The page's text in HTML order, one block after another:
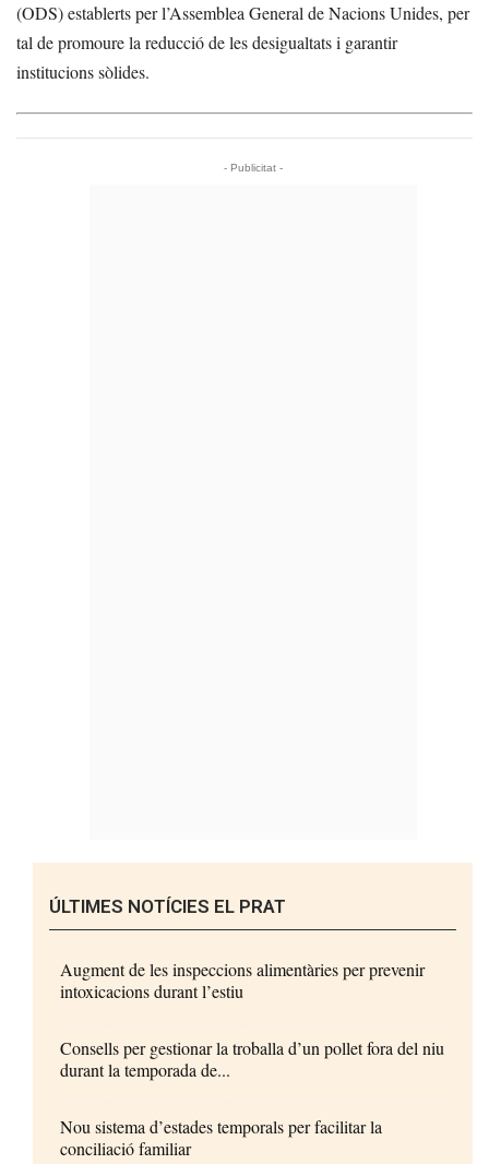
(ODS) establerts per l’Assemblea General de Nacions Unides, per
tal de promoure la reducció de les desigualtats i garantir
institucions sòlides.
- Publicitat -
ÚLTIMES NOTÍCIES EL PRAT
Augment de les inspeccions alimentàries per prevenir
intoxicacions durant l’estiu
Consells per gestionar la troballa d’un pollet fora del niu
durant la temporada de...
Nou sistema d’estades temporals per facilitar la
conciliació familiar